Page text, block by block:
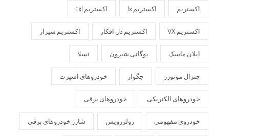
اکستریم اکستریم lx اکستریم txl
اکستریم VX اکستریم دل افکار اکستریم شیراز
ایلان ماسک بوگاتی شیرون تسلا
جنرال موتورز جگوار خودروهای اسپرت
خودروهای الکتریکی خودروهای برقی
خودروی مفهومی رولزرویس شارژ خودروهای برقی